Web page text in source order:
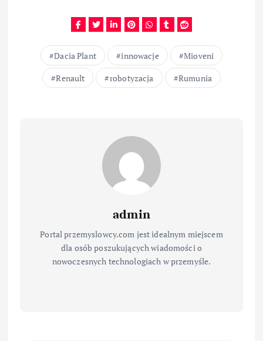
Dacia Plant innowacje
Mioveni
Renault
robotyzacja Rumunia
admin
Portal przemyslowcy.com jest idealnym miejscem
dla osób poszukujących wiadomości o
nowoczesnych technologiach w przemyśle.